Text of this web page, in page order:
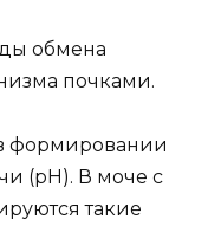
обмена
почками.
формировании
(рН). В моче с
такие